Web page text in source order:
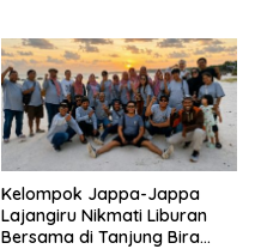
Kelompok Jappa-Jappa
Lajangiru Nikmati Liburan
Bersama di Tanjung Bira